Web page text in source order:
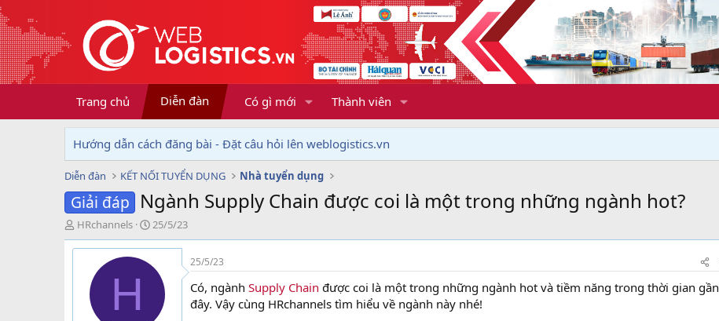
Trang chủ Diễn đàn Có gì mới Thành viên
Hướng dẫn cách đăng bài - Đặt câu hỏi lên weblogistics.vn
Diễn đàn KẾT NỐI TUYỂN DỤNG Nhà tuyển dụng
Giải đáp Ngành Supply Chain được coi là một trong những ngành hot?
T
h
r
HRchannels
N
g
à
y
25/5/23
H
25/5/23
Có, ngành Supply Chain được coi là một trong những ngành hot và tiềm năng trong thời gian gần
đây. Vậy cùng HRchannels tìm hiểu về ngành này nhé!